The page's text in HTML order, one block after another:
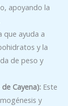
apoyando la
ayuda a
y la
de peso y
Cayena):Este
y